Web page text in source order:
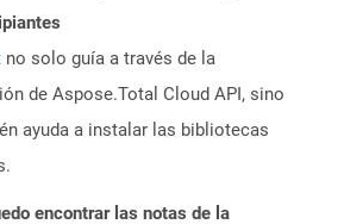
no solo guía a través de la
de Aspose.Total Cloud API, sino
ayuda a instalar las bibliotecas
encontrar las notas de la